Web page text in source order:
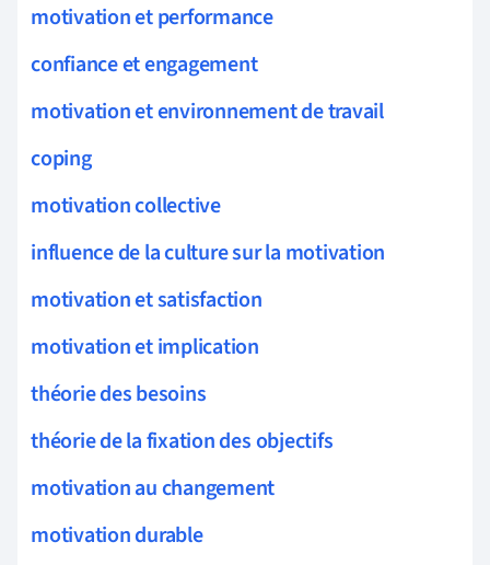
motivation et performance
confiance et engagement
motivation et environnement de travail
coping
motivation collective
influence de la culture sur la motivation
motivation et satisfaction
motivation et implication
théorie des besoins
théorie de la fixation des objectifs
motivation au changement
motivation durable